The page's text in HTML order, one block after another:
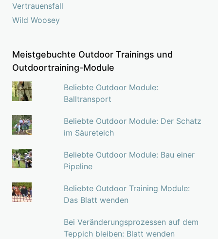
Vertrauensfall
Wild Woosey
Meistgebuchte Outdoor Trainings und
Outdoortraining-Module
Beliebte Outdoor Module:
Balltransport
Beliebte Outdoor Module: Der Schatz
im Säureteich
Beliebte Outdoor Module: Bau einer
Pipeline
Beliebte Outdoor Training Module:
Das Blatt wenden
Bei Veränderungsprozessen auf dem
Teppich bleiben: Blatt wenden